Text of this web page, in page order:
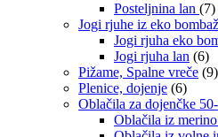
Posteljnina lan (7)
Jogi rjuhe iz eko
Jogi rjuha eko
Jogi rjuha lan (6)
Pižame, Spalne vreče (9)
Plenice, dojenje (6)
Oblačila za dojenčke
Oblačila iz